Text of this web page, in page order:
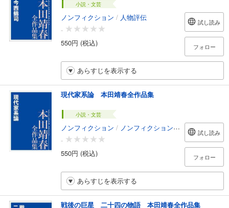
小説・文芸
ノンフィクション / 人物評伝
-
550円 (税込)
試し読み
フォロー
あらすじを表示する
現代家系論 本田靖春全作品集
小説・文芸
ノンフィクション / ノンフィクション・ドキュメンタリー
-
550円 (税込)
試し読み
フォロー
あらすじを表示する
戦後の巨星 二十四の物語 本田靖春全作品集